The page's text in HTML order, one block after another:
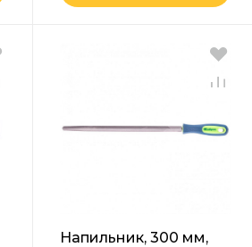
Напильник, 300 мм,